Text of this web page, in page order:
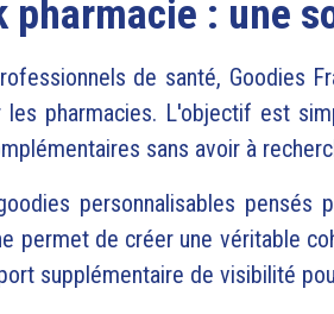
pharmacie : une
de santé, Goodies
pharmacies. L'objectif est
sans avoir à
personnalisables
permet de créer une véritable
supplémentaire de visibilité